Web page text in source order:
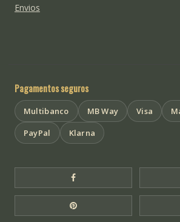
Envios
Pagamentos seguros
Multibanco MB Way Visa
PayPal
Klarna
Facebook Templo de Buda
Pinterest Templo de Buda